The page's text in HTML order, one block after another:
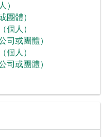
團體）
個人）
司或團體）
個人）
司或團體）